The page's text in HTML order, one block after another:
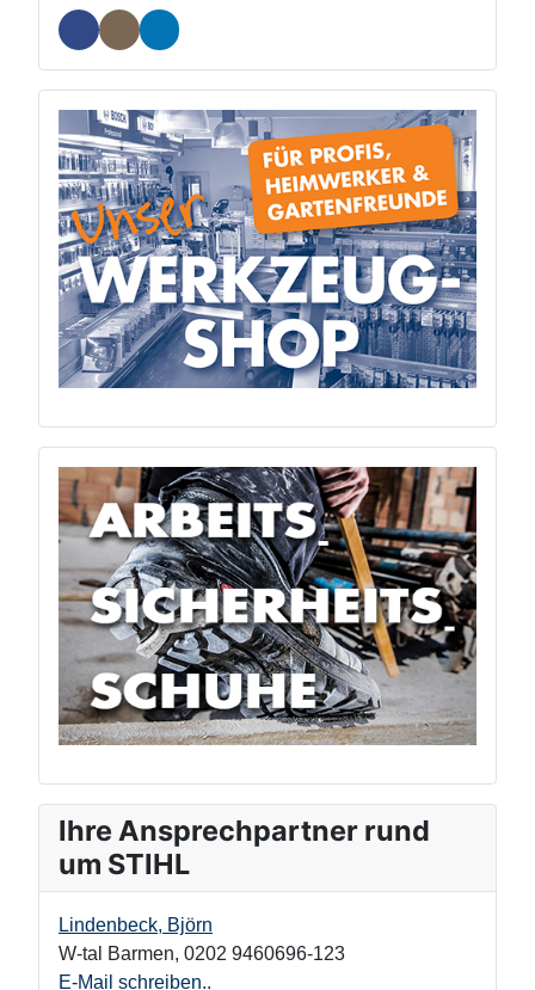
Ihre Ansprechpartner rund
um STIHL
Lindenbeck, Björn
W-tal Barmen, 0202 9460696-123
E-Mail schreiben..